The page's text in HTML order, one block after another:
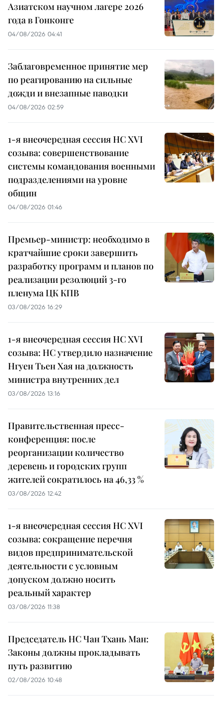
Азиатском научном лагере 2026
года в Гонконге
04/08/2026 04:41
Заблаговременное принятие мер
по реагированию на сильные
дожди и внезапные паводки
04/08/2026 02:59
1-я внеочередная сессия НС XVI
созыва: совершенствование
системы командования военными
подразделениями на уровне
общин
04/08/2026 01:46
Премьер-министр: необходимо в
кратчайшие сроки завершить
разработку программ и планов по
реализации резолюций 3-го
пленума ЦК КПВ
03/08/2026 16:29
1-я внеочередная сессия НС XVI
созыва: НС утвердило назначение
Нгуен Тьен Хая на должность
министра внутренних дел
03/08/2026 13:16
Правительственная пресс-
конференция: после
реорганизации количество
деревень и городских групп
жителей сократилось на 46,33 %
03/08/2026 12:42
1-я внеочередная сессия НС XVI
созыва: сокращение перечня
видов предпринимательской
деятельности с условным
допуском должно носить
реальный характер
03/08/2026 11:38
Председатель НС Чан Тхань Ман:
Законы должны прокладывать
путь развитию
02/08/2026 10:48